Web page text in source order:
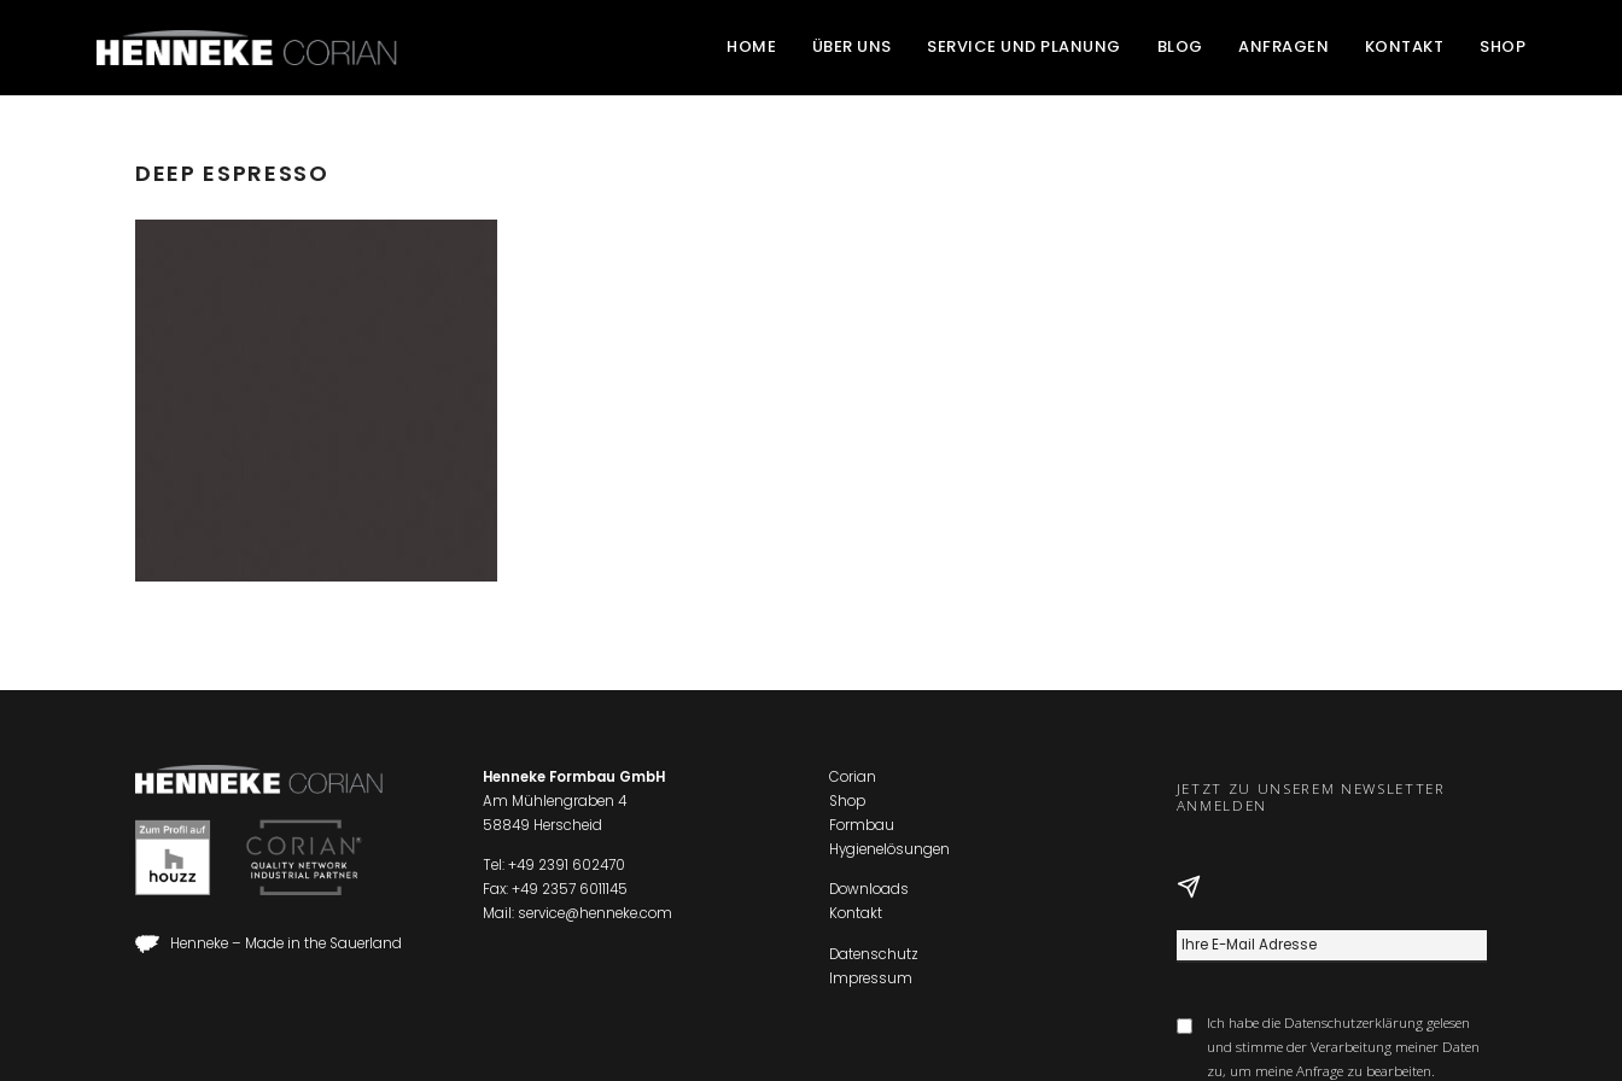
HOME ÜBER UNS SERVICE UND PLANUNG BLOG ANFRAGEN KONTAKT SHOP
DEEP ESPRESSO
Henneke – Made in the Sauerland
Henneke Formbau GmbH
Am Mühlengraben 4
58849 Herscheid
Tel:+49 2391 602470
Fax: +49 2357 6011145
Mail: service@henneke.com
Corian
Shop
Formbau
Hygienelösungen
Downloads
Kontakt
Datenschutz
Impressum
JETZT ZU UNSEREM NEWSLETTER
ANMELDEN
Ich habe die Datenschutzerklärunggelesen
und stimme der Verarbeitung meiner Daten
zu, um meine Anfrage zu bearbeiten.